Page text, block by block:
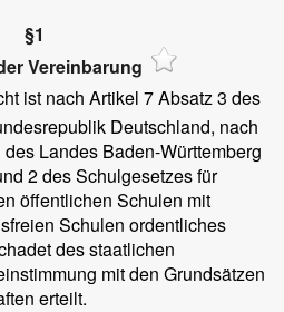
§1
Vereinbarung
ist nach Artikel 7 Absatz 3 des
Deutschland, nach
Landes Baden-Württemberg
2 des Schulgesetzes für
öffentlichen Schulen mit
Schulen ordentliches
des staatlichen
mit den Grundsätzen
erteilt.